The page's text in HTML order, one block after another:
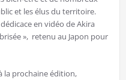
et les élus du territoire.
en vidéo de Akira
», retenu au Japon pour
la prochaine édition,